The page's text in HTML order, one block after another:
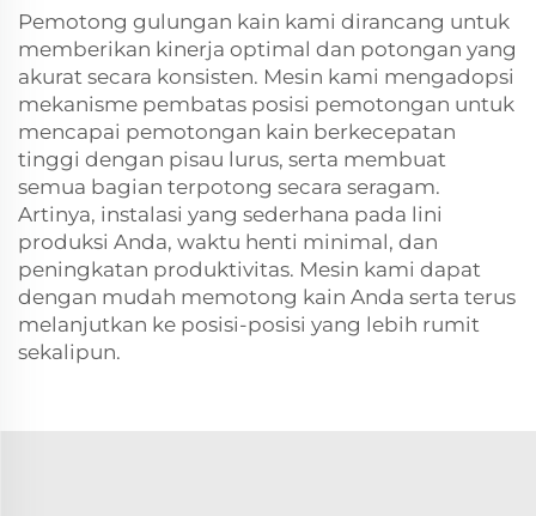
Pemotong gulungan kain kami dirancang untuk
memberikan kinerja optimal dan potongan yang
akurat secara konsisten. Mesin kami mengadopsi
mekanisme pembatas posisi pemotongan untuk
mencapai pemotongan kain berkecepatan
tinggi dengan pisau lurus, serta membuat
semua bagian terpotong secara seragam.
Artinya, instalasi yang sederhana pada lini
produksi Anda, waktu henti minimal, dan
peningkatan produktivitas. Mesin kami dapat
dengan mudah memotong kain Anda serta terus
melanjutkan ke posisi-posisi yang lebih rumit
sekalipun.